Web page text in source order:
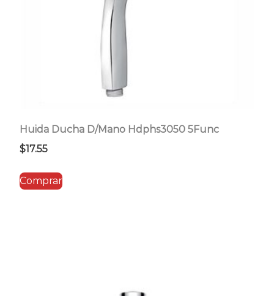
Huida Ducha D/Mano Hdphs3050 5Func
$17.55
Comprar